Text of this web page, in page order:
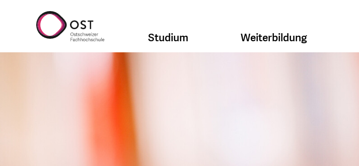
Studium Weiterbildung